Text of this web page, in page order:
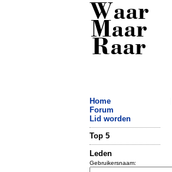
Waar
Maar
Raar
Home
Forum
Lid worden
Top 5
Leden
Gebruikersnaam: